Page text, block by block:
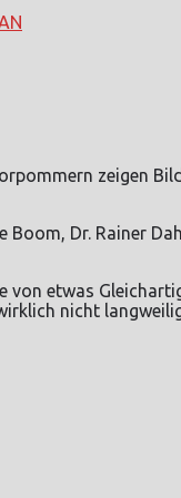
zeigen
Boom, Dr. Rainer
von etwas
nicht